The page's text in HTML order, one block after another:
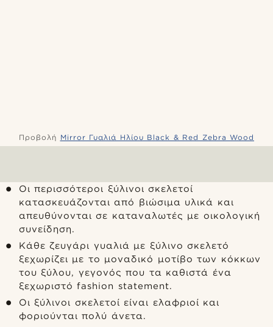
Προβολή Mirror Γυαλιά Ηλίου Black & Red Zebra Wood
Οι περισσότεροι ξύλινοι σκελετοί
κατασκευάζονται από βιώσιμα υλικά και
απευθύνονται σε καταναλωτές με οικολογική
συνείδηση.
Κάθε ζευγάρι γυαλιά με ξύλινο σκελετό
ξεχωρίζει με το μοναδικό μοτίβο των κόκκων
του ξύλου, γεγονός που τα καθιστά ένα
ξεχωριστό fashion statement.
Οι ξύλινοι σκελετοί είναι ελαφριοί και
φοριούνται πολύ άνετα.